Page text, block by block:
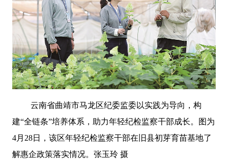
云南省曲靖市马龙区纪委监委以实践为导向，构
建“全链条”培养体系，助力年轻纪检监察干部成长。图为
4月28日，该区年轻纪检监察干部在旧县初芽育苗基地了
解惠企政策落实情况。张玉玲 摄